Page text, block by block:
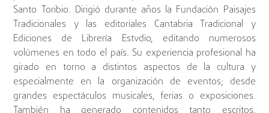
Santo Toribio. Dirigió durante años la Fundación Paisajes
Tradicionales y las editoriales Cantabria Tradicional y
Ediciones de Librería Estvdio, editando numerosos
volúmenes en todo el país. Su experiencia profesional ha
girado en torno a distintos aspectos de la cultura y
especialmente en la organización de eventos; desde
grandes espectáculos musicales, ferias o exposiciones.